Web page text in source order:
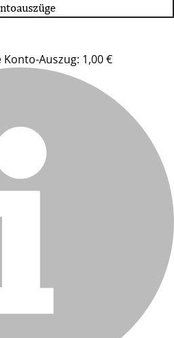
Auszug: 1,00 €